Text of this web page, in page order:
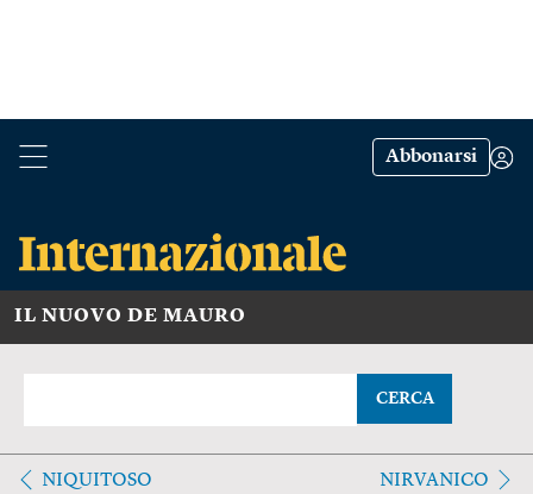
Abbonarsi
IL NUOVO DE MAURO
CERCA
NIQUITOSO NIRVANICO